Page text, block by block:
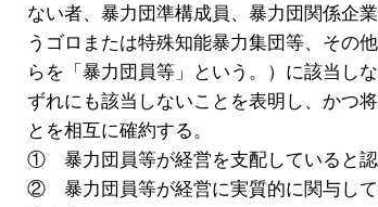
ない者、暴力団準構成員、暴力団関係企
うゴロまたは特殊知能暴力集団等、その
らを「暴力団員等」という。）に該当し
ずれにも該当しないことを表明し、かつ
とを相互に確約する。
① 暴力団員等が経営を支配していると認
② 暴力団員等が経営に実質的に関与して